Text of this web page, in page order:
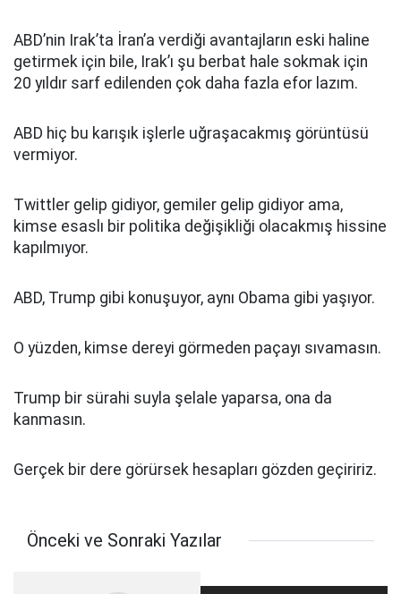
ABD’nin Irak’ta İran’a verdiği avantajların eski haline
getirmek için bile, Irak’ı şu berbat hale sokmak için
20 yıldır sarf edilenden çok daha fazla efor lazım.
ABD hiç bu karışık işlerle uğraşacakmış görüntüsü
vermiyor.
Twittler gelip gidiyor, gemiler gelip gidiyor ama,
kimse esaslı bir politika değişikliği olacakmış hissine
kapılmıyor.
ABD, Trump gibi konuşuyor, aynı Obama gibi yaşıyor.
O yüzden, kimse dereyi görmeden paçayı sıvamasın.
Trump bir sürahi suyla şelale yaparsa, ona da
kanmasın.
Gerçek bir dere görürsek hesapları gözden geçiririz.
Önceki ve Sonraki Yazılar